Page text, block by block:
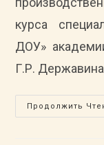
курса
ДОУ»
Г.Р.
Продолжить